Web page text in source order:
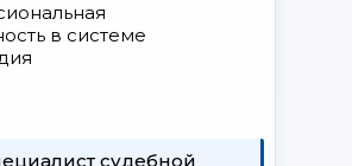
в системе
судебной